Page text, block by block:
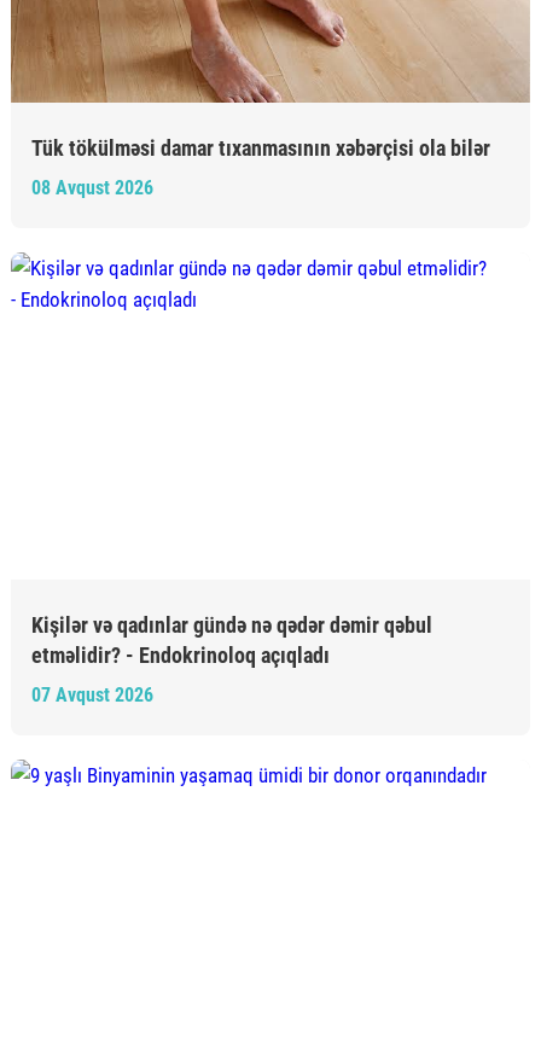
Tük tökülməsi damar tıxanmasının xəbərçisi ola bilər
08 Avqust 2026
Kişilər və qadınlar gündə nə qədər dəmir qəbul
etməlidir? - Endokrinoloq açıqladı
07 Avqust 2026